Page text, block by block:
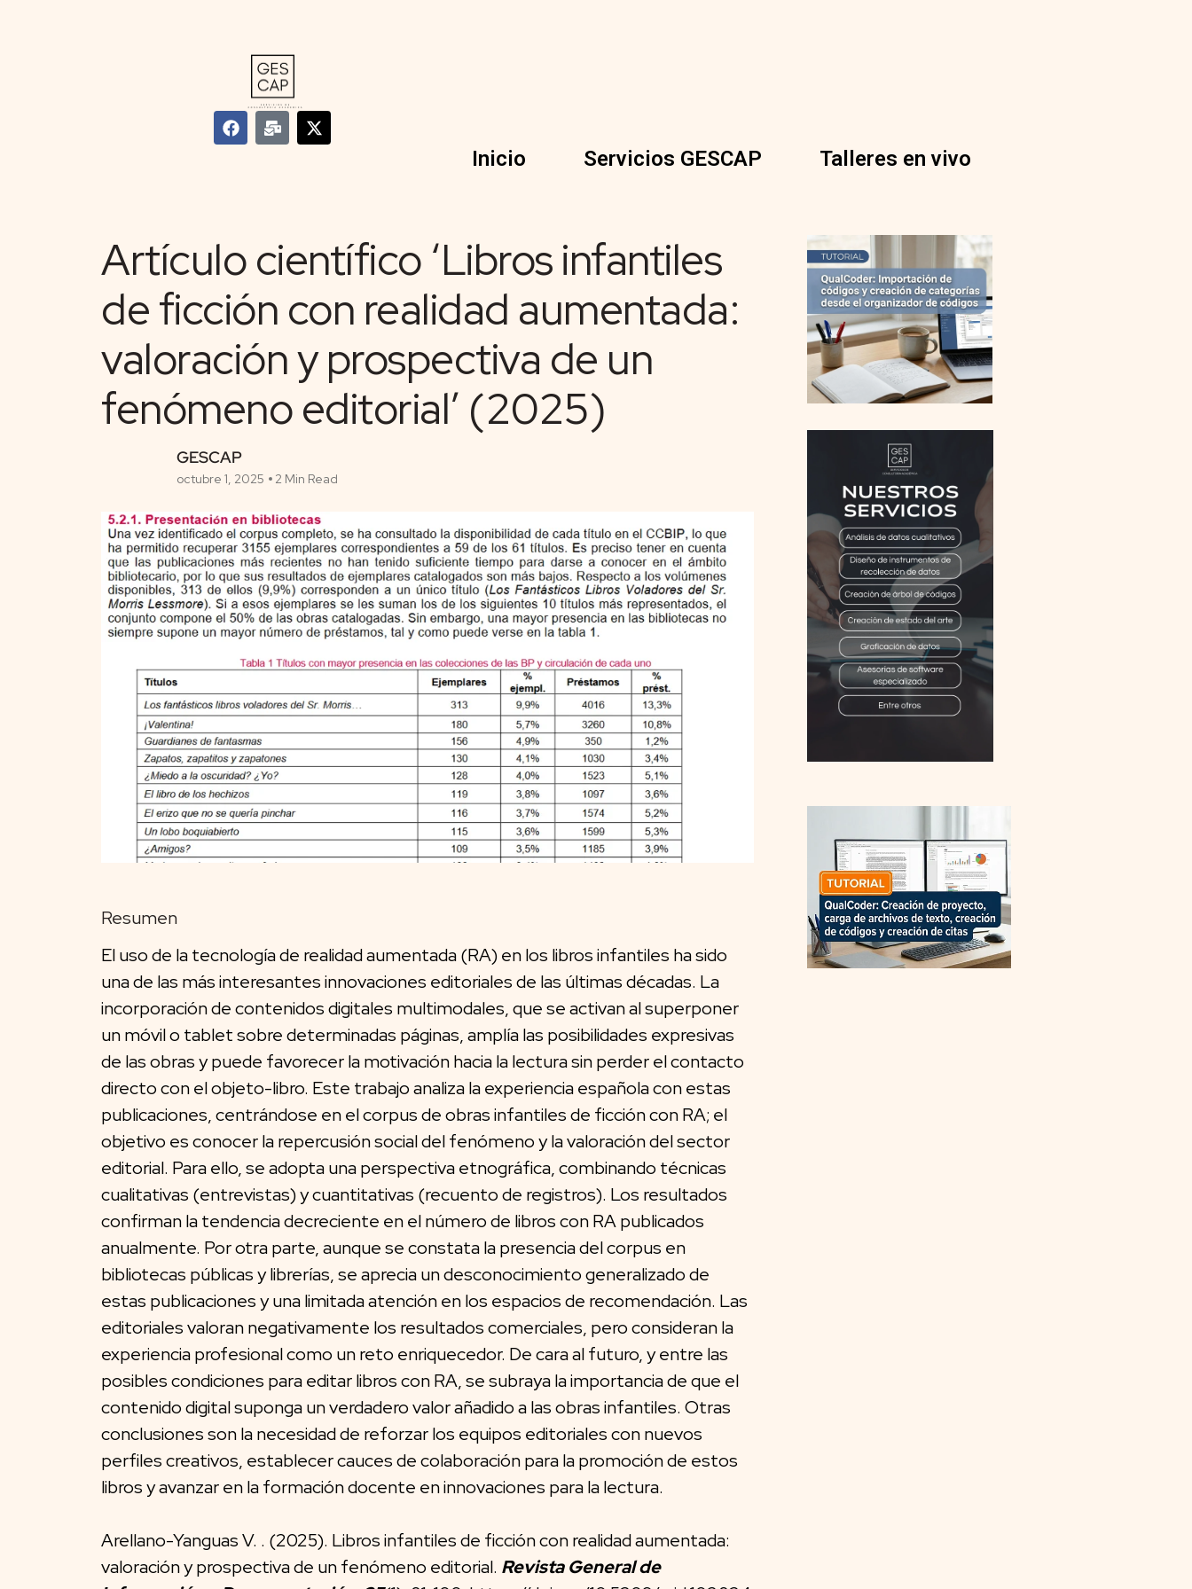
Inicio Servicios GESCAP Talleres en vivo
Artículo científico ‘Libros infantiles
de ficción con realidad aumentada:
valoración y prospectiva de un
fenómeno editorial’ (2025)
GESCAP
octubre 1, 2025 2 Min Read
Resumen
El uso de la tecnología de realidad aumentada (RA) en los libros infantiles ha sido
una de las más interesantes innovaciones editoriales de las últimas décadas. La
incorporación de contenidos digitales multimodales, que se activan al superponer
un móvil o tablet sobre determinadas páginas, amplía las posibilidades expresivas
de las obras y puede favorecer la motivación hacia la lectura sin perder el contacto
directo con el objeto-libro. Este trabajo analiza la experiencia española con estas
publicaciones, centrándose en el corpus de obras infantiles de ficción con RA; el
objetivo es conocer la repercusión social del fenómeno y la valoración del sector
editorial. Para ello, se adopta una perspectiva etnográfica, combinando técnicas
cualitativas (entrevistas) y cuantitativas (recuento de registros). Los resultados
confirman la tendencia decreciente en el número de libros con RA publicados
anualmente. Por otra parte, aunque se constata la presencia del corpus en
bibliotecas públicas y librerías, se aprecia un desconocimiento generalizado de
estas publicaciones y una limitada atención en los espacios de recomendación. Las
editoriales valoran negativamente los resultados comerciales, pero consideran la
experiencia profesional como un reto enriquecedor. De cara al futuro, y entre las
posibles condiciones para editar libros con RA, se subraya la importancia de que el
contenido digital suponga un verdadero valor añadido a las obras infantiles. Otras
conclusiones son la necesidad de reforzar los equipos editoriales con nuevos
perfiles creativos, establecer cauces de colaboración para la promoción de estos
libros y avanzar en la formación docente en innovaciones para la lectura.
Arellano-Yanguas V. . (2025). Libros infantiles de ficción con realidad aumentada:
valoración y prospectiva de un fenómeno editorial. Revista General de